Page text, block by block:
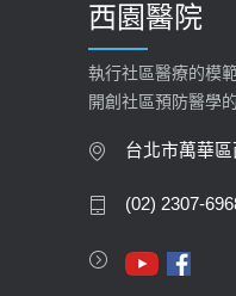
【快速肝癌篩
2026-02-06
大吃大喝、肥
膽息肉如何處
2023-09-27
西園醫院
執行社區醫療的模
開創社區預防醫學
台北市萬華
(02) 2307-